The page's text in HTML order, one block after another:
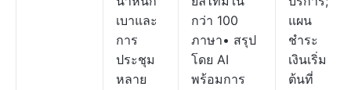
เบาและ
การ
ประชุม
หลาย
กว่า 100
ภาษา• สรุป
โดย AI
พร้อมการ
แผน
ชำระ
เงินเริ่ม
ต้นที่